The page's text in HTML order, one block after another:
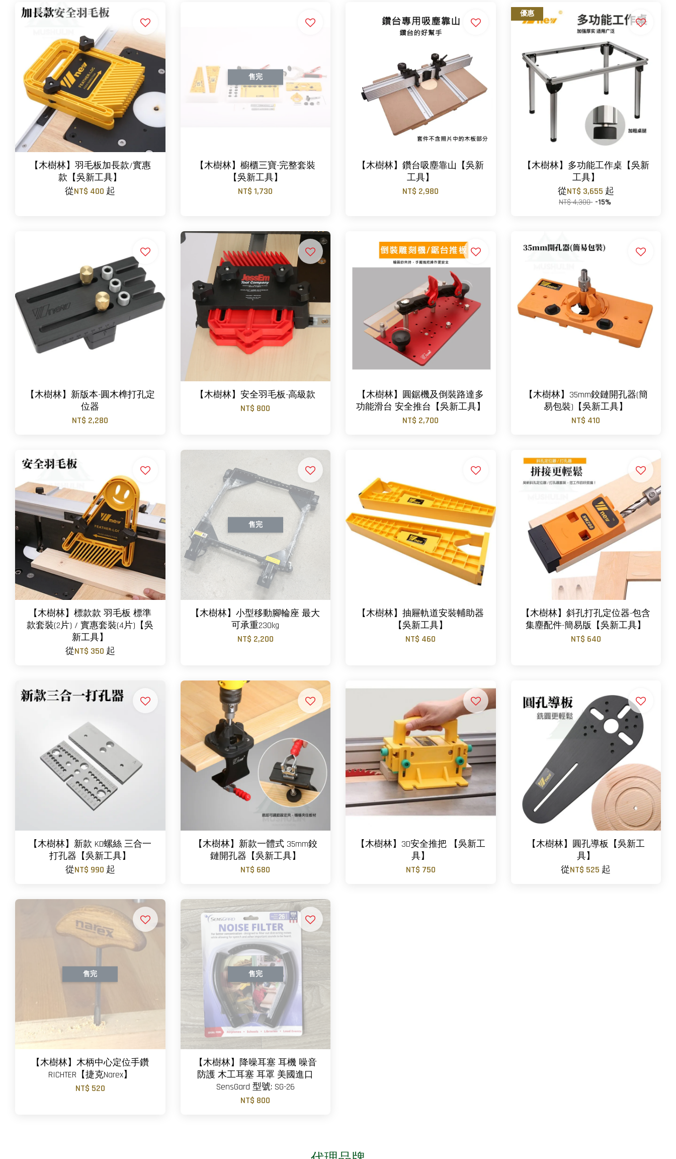
【木樹林】羽毛板加長款/實惠
款【吳新工具】
從NT$ 400 起
售完
【木樹林】櫥櫃三寶-完整套裝
【吳新工具】
NT$ 1,730
【木樹林】鑽台吸塵靠山【吳新
工具】
NT$ 2,980
優惠
【木樹林】多功能工作桌【吳新
工具】
從NT$ 3,655 起
NT$ 4,300 -15%
【木樹林】新版本-圓木榫打孔定
位器
NT$ 2,280
【木樹林】安全羽毛板-高級款
NT$ 800
【木樹林】圓鋸機及倒裝路達多
功能滑台 安全推台【吳新工具】
NT$ 2,700
【木樹林】35mm鉸鏈開孔器(簡
易包裝)【吳新工具】
NT$ 410
【木樹林】標款款 羽毛板 標準
款套裝(2片) / 實惠套裝(4片)【吳
新工具】
從NT$ 350 起
售完
【木樹林】小型移動腳輪座 最大
可承重230kg
NT$ 2,200
【木樹林】抽屜軌道安裝輔助器
【吳新工具】
NT$ 460
【木樹林】斜孔打孔定位器-包含
集塵配件-簡易版【吳新工具】
NT$ 640
【木樹林】新款 KD螺絲 三合一
打孔器【吳新工具】
從NT$ 990 起
【木樹林】新款一體式 35mm鉸
鏈開孔器【吳新工具】
NT$ 680
【木樹林】3D安全推把 【吳新工
具】
NT$ 750
【木樹林】圓孔導板【吳新工
具】
從NT$ 525 起
售完
【木樹林】木柄中心定位手鑽
RICHTER【捷克Narex】
NT$ 520
售完
【木樹林】降噪耳塞 耳機 噪音
防護 木工耳塞 耳罩 美國進口
SensGard 型號: SG-26
NT$ 800